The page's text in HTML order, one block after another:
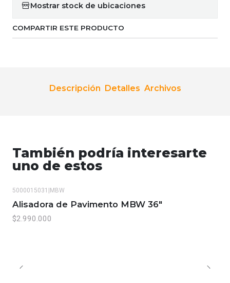
Mostrar stock de ubicaciones
COMPARTIR ESTE PRODUCTO
Descripción Detalles Archivos
También podría interesarte
uno de estos
5000015031 MBW
Alisadora de Pavimento MBW 36"
$2.990.000